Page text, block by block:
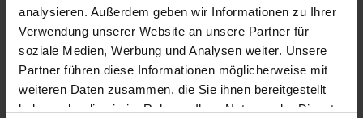
analysieren. Außerdem geben wir Informationen zu Ihrer
Verwendung unserer Website an unsere Partner für
soziale Medien, Werbung und Analysen weiter. Unsere
Partner führen diese Informationen möglicherweise mit
weiteren Daten zusammen, die Sie ihnen bereitgestellt
haben oder die sie im Rahmen Ihrer Nutzung der Dienste